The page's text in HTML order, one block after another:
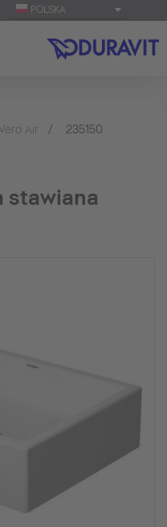
POLSKA
Air 235150
stawiana